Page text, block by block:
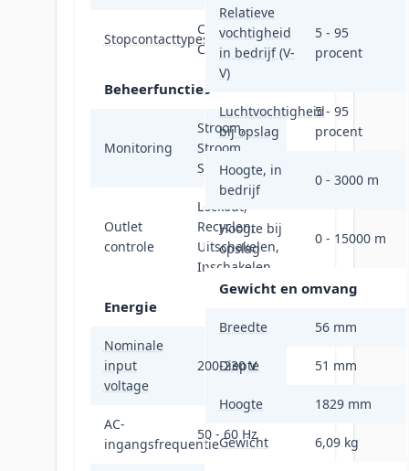
Stopcontacttypes
C13 stekker,
C19 stekker
Beheerfuncties
Monitoring
Stroom,
Stroom,
Spanning
Outlet
controle
Lockout,
Recyclen,
Uitschakelen,
Inschakelen
Energie
Nominale
input
voltage
200-230 V
AC-
ingangsfrequentie
50 - 60 Hz
Relatieve
vochtigheid
in bedrijf (V-
V)
5 - 95
procent
Luchtvochtigheid
bij opslag
5 - 95
procent
Hoogte, in
bedrijf
0 - 3000 m
Hoogte bij
opslag
0 - 15000 m
Gewicht en omvang
Breedte 56 mm
Diepte 51 mm
Hoogte 1829 mm
Gewicht 6,09 kg